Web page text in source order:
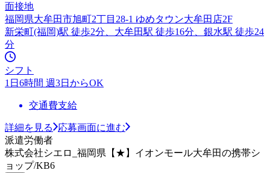
面接地
福岡県大牟田市旭町2丁目28-1 ゆめタウン大牟田店2F
新栄町(福岡)駅 徒歩2分、大牟田駅 徒歩16分、銀水駅 徒歩24
分
シフト
1日6時間 週3日からOK
交通費支給
詳細を見る
応募画面に進む
派遣労働者
株式会社シエロ_福岡県【★】イオンモール大牟田の携帯シ
ョップ/KB6